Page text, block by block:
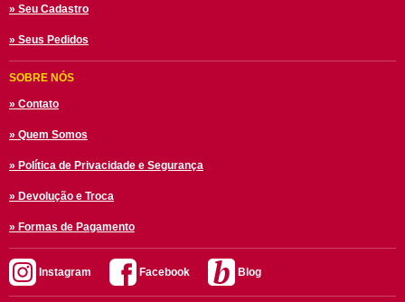
» Seu Cadastro
» Seus Pedidos
SOBRE NÓS
» Contato
» Quem Somos
» Política de Privacidade e Segurança
» Devolução e Troca
» Formas de Pagamento
Instagram Facebook Blog